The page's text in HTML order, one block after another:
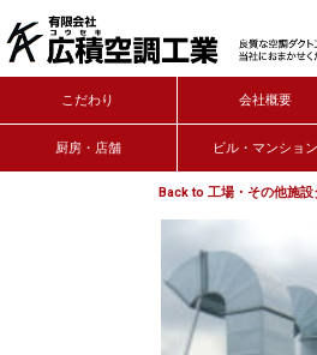
こだわり 会社概要
厨房・店舗 ビル・マンション
Back to 工場・その他施設